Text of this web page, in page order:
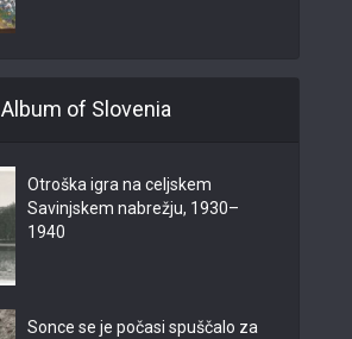
Album of Slovenia
Otroška igra na celjskem
Savinjskem nabrežju, 1930–
1940
Sonce se je počasi spuščalo za